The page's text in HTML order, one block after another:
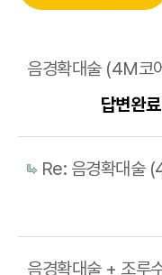
답변완료